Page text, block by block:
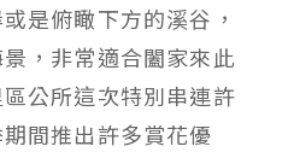
是俯瞰下方的溪谷，
，非常適合闔家來此
公所這次特別串連許
間推出許多賞花優